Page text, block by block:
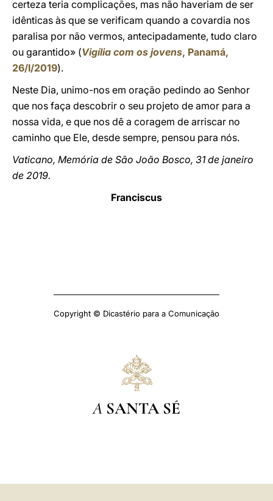
certeza teria complicações, mas não haveriam de ser
idênticas às que se verificam quando a covardia nos
paralisa por não vermos, antecipadamente, tudo claro
ou garantido» (Vigília com os jovens, Panamá,
26/I/2019).
Neste Dia, unimo-nos em oração pedindo ao Senhor
que nos faça descobrir o seu projeto de amor para a
nossa vida, e que nos dê a coragem de arriscar no
caminho que Ele, desde sempre, pensou para nós.
Vaticano, Memória de São João Bosco, 31 de janeiro
de 2019.
Franciscus
Copyright © Dicastério para a Comunicação
A SANTA SÉ